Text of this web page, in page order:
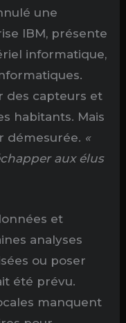
une
IBM, présente
informatique,
des capteurs et
habitants. Mais
démesurée. «
aux élus
et
analyses
ou poser
été prévu.
manquent